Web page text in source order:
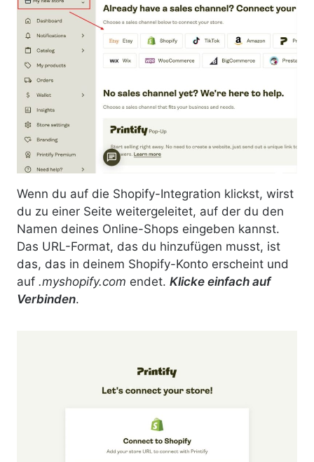
Wenn du auf die Shopify-Integration klickst, wirst
du zu einer Seite weitergeleitet, auf der du den
Namen deines Online-Shops eingeben kannst.
Das URL-Format, das du hinzufügen musst, ist
das, das in deinem Shopify-Konto erscheint und
auf .myshopify.com endet. Klicke einfach auf
Verbinden.